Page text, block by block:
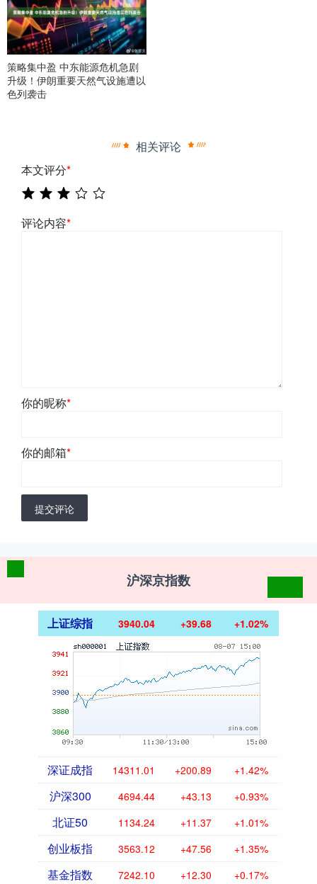
策略集中盈 中东能源危机急剧
升级！伊朗重要天然气设施遭以
色列袭击
相关评论
本文评分*
评论内容*
你的昵称*
你的邮箱*
提交评论
沪深京指数
上证综指 3940.04 +39.68 +1.02%
深证成指 14311.01 +200.89 +1.42%
沪深300 4694.44 +43.13 +0.93%
北证50 1134.24 +11.37 +1.01%
创业板指 3563.12 +47.56 +1.35%
基金指数 7242.10 +12.30 +0.17%